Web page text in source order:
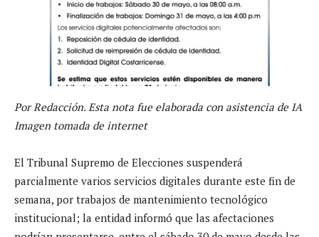
Por Redacción. Esta nota fue elaborada con asistencia de IA
Imagen tomada de internet
El Tribunal Supremo de Elecciones suspenderá
parcialmente varios servicios digitales durante este fin de
semana, por trabajos de mantenimiento tecnológico
institucional; la entidad informó que las afectaciones